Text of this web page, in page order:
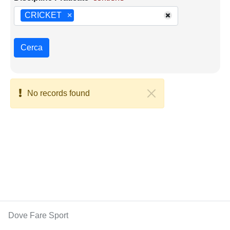
×
CRICKET
Cerca
No records found
Dove Fare Sport